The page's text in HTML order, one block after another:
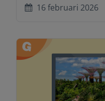
16 februari 2026